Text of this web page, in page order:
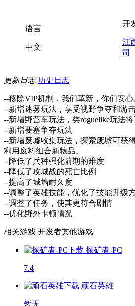
语言
中文
开
江
司
更新日志 历史日志
--移除VIP机制，我们革新，你们安心
--新增迷雾玩法，享受视野争夺和游
--新增野营车玩法，类roguelike玩法
--新增要塞争夺玩法
--新增废墟收集玩法，探索废墟可获
利用废料组合新物品。
--降低了兵种强化前期的难度
--降低了攻城战的死亡比例
--提高了城墙耐久度
--调整了英雄技能，优化了技能升级
--调整了任务，使其更符合剧情
--优化野外卡顿情况
相关游戏 开发者其他游戏
探矿者-PC
7.4
顽石英雄
暂无